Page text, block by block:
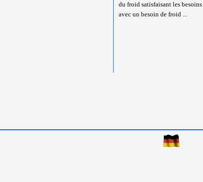
du froid satisfaisant les
avec un besoin de froid ...